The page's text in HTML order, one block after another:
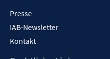
Presse
IAB-Newsletter
Kontakt